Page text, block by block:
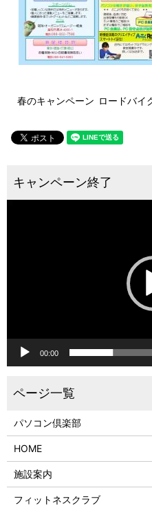
春のキャンペーン ロードバイ
00:00
パソコン倶楽部
HOME
施設案内
フィットネスクラブ